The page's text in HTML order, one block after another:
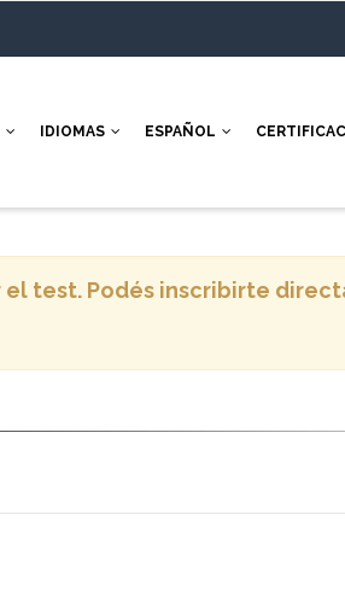
IDIOMAS ESPAÑOL
test. Podés inscribirte